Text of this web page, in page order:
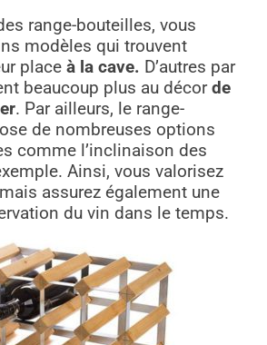
range-bouteilles, vous
modèles qui trouvent
place à la cave. D’autres par
beaucoup plus au décorde
. Par ailleurs, le range-
de nombreuses options
comme l’inclinaison des
Ainsi, vous valorisez
assurez également une
du vin dans le temps.